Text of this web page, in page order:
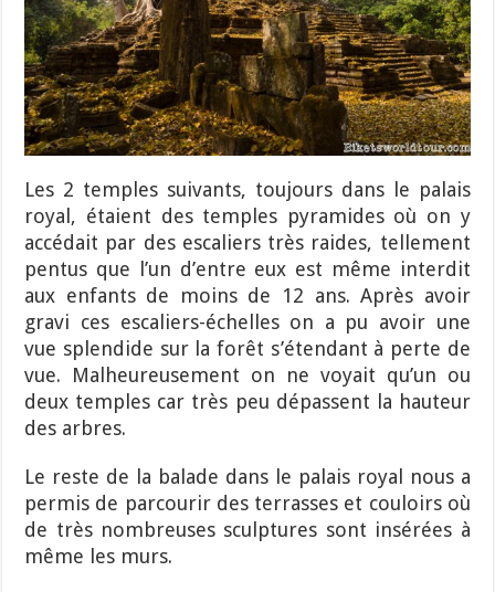
Les 2 temples suivants, toujours dans le palais
royal, étaient des temples pyramides où on y
accédait par des escaliers très raides, tellement
pentus que l’un d’entre eux est même interdit
aux enfants de moins de 12 ans. Après avoir
gravi ces escaliers-échelles on a pu avoir une
vue splendide sur la forêt s’étendant à perte de
vue. Malheureusement on ne voyait qu’un ou
deux temples car très peu dépassent la hauteur
des arbres.
Le reste de la balade dans le palais royal nous a
permis de parcourir des terrasses et couloirs où
de très nombreuses sculptures sont insérées à
même les murs.